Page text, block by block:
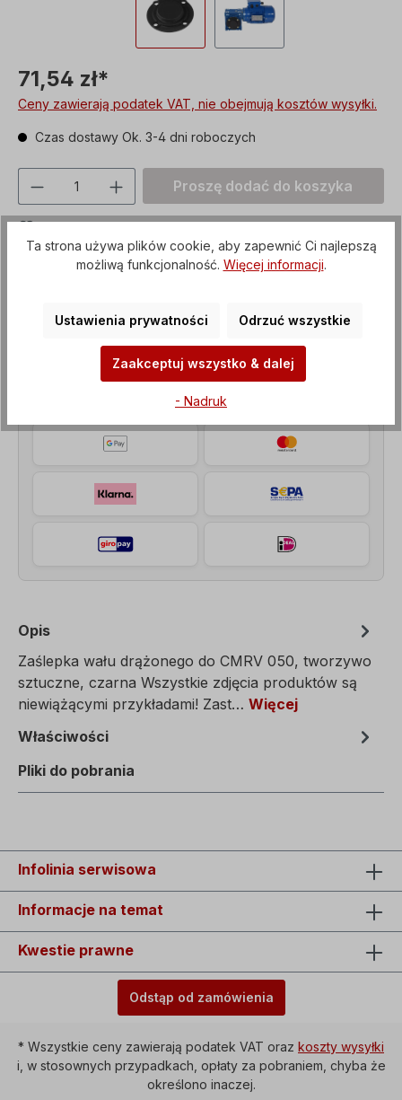
71,54 zł*
Ceny zawierają podatek VAT, nie obejmują kosztów wysyłki.
Czas dostawy Ok. 3-4 dni roboczych
Ilość produktu: Proszę wprowadzić
Proszę dodać do koszyka
Numer produktu:CHK05
Opis
Zaślepka wału drążonego do CMRV 050, tworzywo
sztuczne, czarna Wszystkie zdjęcia produktów są
niewiążącymi przykładami! Zast… Więcej
Właściwości
Pliki do pobrania
Infolinia serwisowa
Informacje na temat
Kwestie prawne
Odstąp od zamówienia
* Wszystkie ceny zawierają podatek VAT oraz koszty wysyłki
i, w stosownych przypadkach, opłaty za pobraniem, chyba że
określono inaczej.
Ta strona używa plików cookie, aby zapewnić Ci najlepszą
możliwą funkcjonalność. Więcej informacji.
Ustawienia prywatności Odrzuć wszystkie
Zaakceptuj wszystko & dalej
- Nadruk